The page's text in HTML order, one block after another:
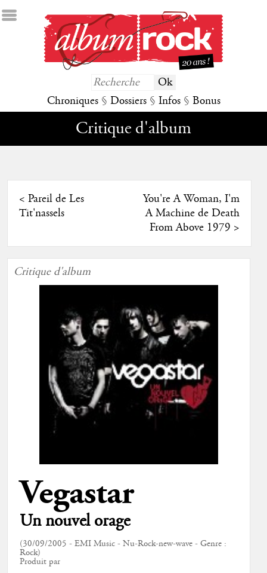
Chroniques § Dossiers § Infos § Bonus
Critique d'album
< Pareil de Les
Tit'nassels
You're A Woman, I'm
A Machine de Death
From Above 1979 >
Critique d'album
Vegastar
Un nouvel orage
(30/09/2005 - EMI Music - Nu-Rock-new-wave - Genre :
Rock)
Produit par